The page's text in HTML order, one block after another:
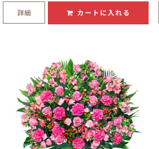
詳細 カートに入れる